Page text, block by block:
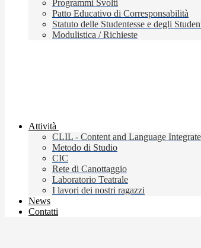
Programmi Svolti
Patto Educativo di Corresponsabilità
Statuto delle Studentesse e degli
Modulistica / Richieste
Attività
CLIL - Content and Language
Metodo di Studio
CIC
Rete di Canottaggio
Laboratorio Teatrale
I lavori dei nostri ragazzi
News
Contatti